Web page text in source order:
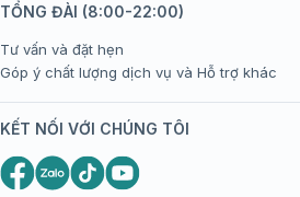
TỔNG ĐÀI (8:00-22:00)
Tư vấn và đặt hẹn
Góp ý chất lượng dịch vụ và Hỗ trợ khác
KẾT NỐI VỚI CHÚNG TÔI